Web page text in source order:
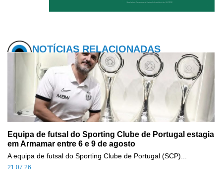
NOTÍCIAS RELACIONADAS
Equipa de futsal do Sporting Clube de Portugal estagia
em Armamar entre 6 e 9 de agosto
21.07.26
A equipa de futsal do Sporting Clube de Portugal (SCP)...